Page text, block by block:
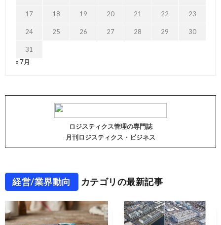
17 18 19 20 21 22 23
24 25 26 27 28 29 30
31
« 7月
ロジスティクス管理の専門誌
月刊ロジスティクス・ビジネス
経営/業界動向 カテゴリの最新記事